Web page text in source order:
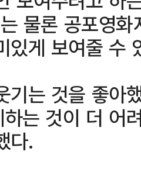
물론 공포영
있게 보여줄 수
기는 것을 좋아
는 것이 더 어
다.